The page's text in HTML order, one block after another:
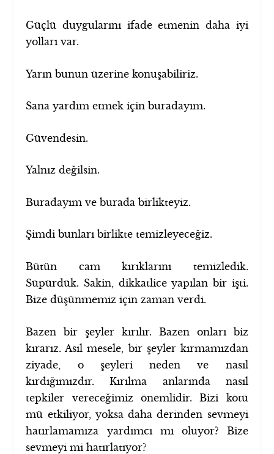
Güçlü duygularını ifade etmenin daha iyi
yolları var.
Yarın bunun üzerine konuşabiliriz.
Sana yardım etmek için buradayım.
Güvendesin.
Yalnız değilsin.
Buradayım ve burada birlikteyiz.
Şimdi bunları birlikte temizleyeceğiz.
Bütün cam kırıklarını temizledik.
Süpürdük. Sakin, dikkatlice yapılan bir işti.
Bize düşünmemiz için zaman verdi.
Bazen bir şeyler kırılır. Bazen onları biz
kırarız. Asıl mesele, bir şeyler kırmamızdan
ziyade, o şeyleri neden ve nasıl
kırdığımızdır. Kırılma anlarında nasıl
tepkiler vereceğimiz önemlidir. Bizi kötü
mü etkiliyor, yoksa daha derinden sevmeyi
hatırlamamıza yardımcı mı oluyor? Bize
sevmeyi mi hatırlatıyor?